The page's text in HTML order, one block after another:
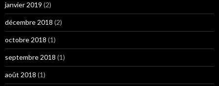
janvier 2019 (2)
décembre 2018 (2)
octobre 2018 (1)
septembre 2018 (1)
août 2018 (1)